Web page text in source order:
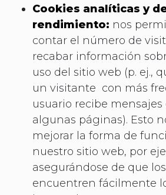
Cookies analíticas y
rendimiento: nos
contar el número de
recabar información
uso del sitio web (p. ej.,
un visitante con más
usuario recibe mensajes
algunas páginas). Esto
mejorar la forma de
nuestro sitio web, por
asegurándose de que
encuentren fácilmente